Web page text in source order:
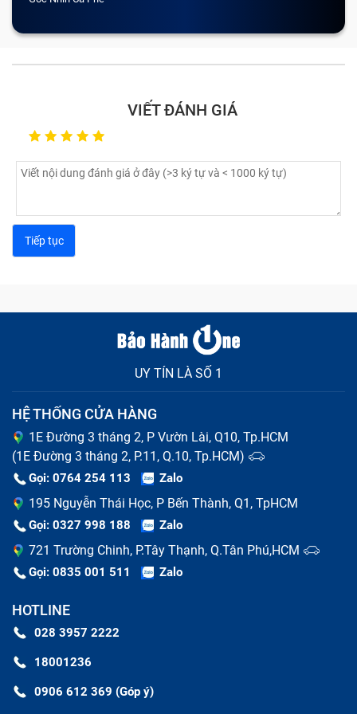
bị rơi, bị chèn ép bởi các vật nặng khiến màn hình bị
Màn hình bị nhòe màu, bị sọc: Nhân viên kỹ thuật tại
Bảo Hành One sẽ kiểm tra tất cả các nguyên nhân.
Nếu máy bạn chỉ bị lỏng cáp màn hình, chúng tôi sẽ
tiến hành vệ sinh và sửa chữa phần cứng. Trong
trường hợp bẹ cáp bị gãy, chúng tôi sẽ thay thế cáp
Một trường hợp nữa là màn hình xuất hiện các
điểm chết: Nếu điểm chết quá to, khiến bạn không
thể thực hiện bất kỳ chức năng nào trên giao diện,
bị ảnh hưởng bởi độ ẩm môi trường quá cao thì bạn
cần thay màn hình cảm ứng ngay, tránh để lâu sẽ
ảnh hưởng các linh kiện khác.
Với những lỗi thường gặp này, hãy mang tới cơ sở
sửa chữa kỹ thuật viên sẽ giúp bạn khắc phục một
cách nhanh chóng nhất với quy trình thực hiện tiêu
chuẩn và những cam kết rõ ràng.
Khi nào cần thay màn hình máy tính bảng Ipad Pro
VIẾT ĐÁNH GIÁ
UY TÍN LÀ SỐ 1
HỆ THỐNG CỬA HÀNG
1E Đường 3 tháng 2, P Vườn Lài, Q10, Tp.HCM
(1E Đường 3 tháng 2, P.11, Q.10, Tp.HCM)
Gọi: 0764 254 113 Zalo
195 Nguyễn Thái Học, P Bến Thành, Q1, TpHCM
Gọi: 0327 998 188 Zalo
721 Trường Chinh, P.Tây Thạnh, Q.Tân Phú,HCM
Gọi: 0835 001 511 Zalo
HOTLINE
028 3957 2222
18001236
0906 612 369 (Góp ý)